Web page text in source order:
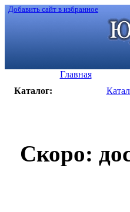
Добавить сайт в избранное
Главная
Каталог:
Скоро: